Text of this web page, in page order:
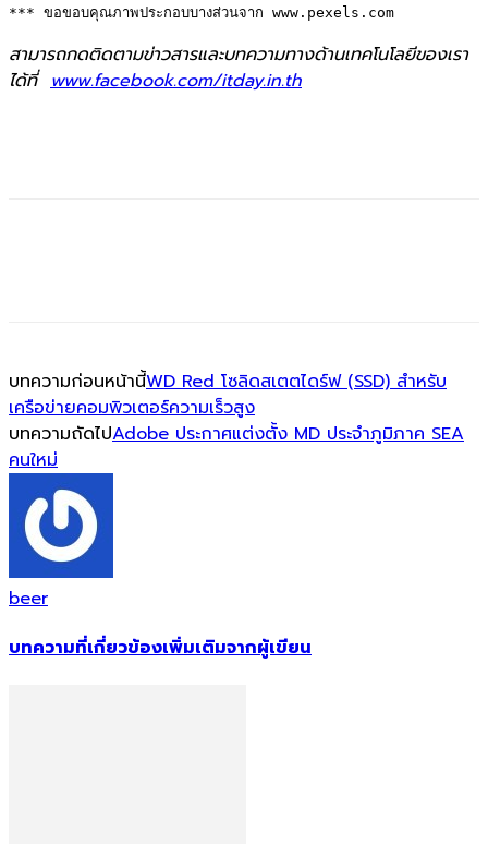
*** ขอขอบคุณภาพประกอบบางส่วนจาก www.pexels.com
สามารถกดติดตามข่าวสารและบทความทางด้านเทคโนโลยีของเรา
ได้ที่ www.facebook.com/itday.in.th
บทความก่อนหน้านี้WD Red โซลิดสเตตไดร์ฟ (SSD) สำหรับ
เครือข่ายคอมพิวเตอร์ความเร็วสูง
บทความถัดไปAdobe ประกาศแต่งตั้ง MD ประจำภูมิภาค SEA
คนใหม่
beer
บทความที่เกี่ยวข้องเพิ่มเติมจากผู้เขียน